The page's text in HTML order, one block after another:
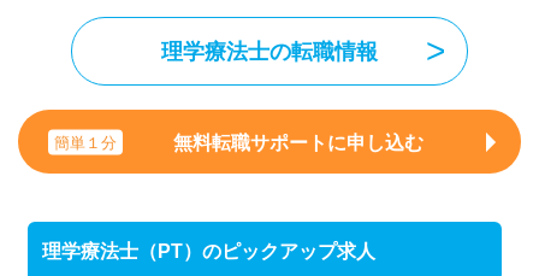
理学療法士の転職情報
簡単１分 無料転職サポートに申し込む
理学療法士（PT）のピックアップ求人